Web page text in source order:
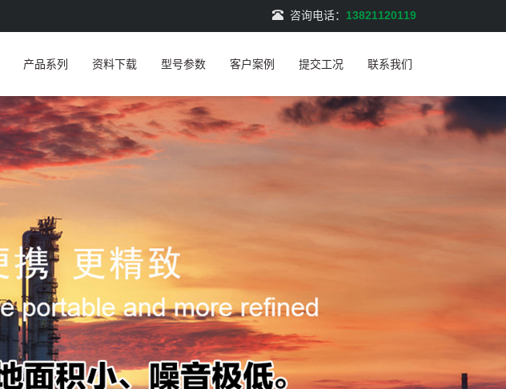
咨询电话： 13821120119
产品系列 资料下载 型号参数 客户案例 提交工况 联系我们